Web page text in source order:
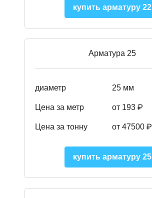
купить арматуру 22
Арматура 25
диаметр 25 мм
Цена за метр от 193 ₽
Цена за тонну от 47500 ₽
купить арматуру 25